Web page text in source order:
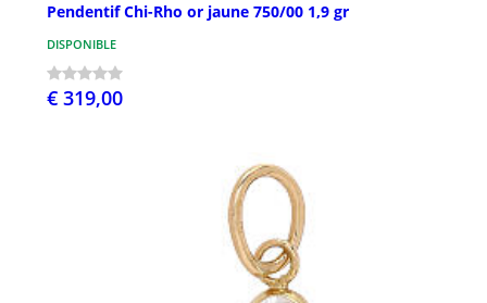
Pendentif Chi-Rho or jaune 750/00 1,9 gr
DISPONIBLE
€ 319,00